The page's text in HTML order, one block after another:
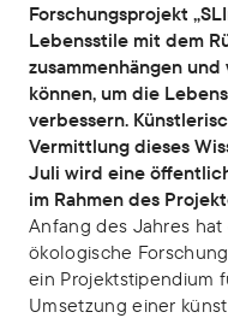
Forschungsprojekt
Lebensstile mit dem
zusammenhängen
können, um die
verbessern.
Vermittlung dieses
Juli wird eine
im Rahmen des
Anfang des Jahres
ökologische
ein Projektstipendium
Umsetzung einer